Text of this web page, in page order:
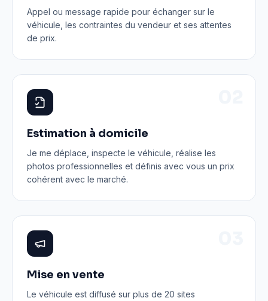
Appel ou message rapide pour échanger sur le
véhicule, les contraintes du vendeur et ses attentes
de prix.
Estimation à domicile
Je me déplace, inspecte le véhicule, réalise les
photos professionnelles et définis avec vous un prix
cohérent avec le marché.
Mise en vente
Le véhicule est diffusé sur plus de 20 sites